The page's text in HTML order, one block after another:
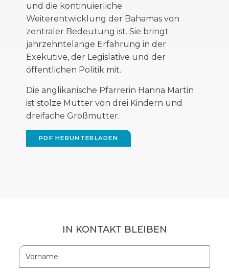
und die kontinuierliche
Weiterentwicklung der Bahamas von
zentraler Bedeutung ist. Sie bringt
jahrzehntelange Erfahrung in der
Exekutive, der Legislative und der
öffentlichen Politik mit.
Die anglikanische Pfarrerin Hanna Martin
ist stolze Mutter von drei Kindern und
dreifache Großmutter.
PDF HERUNTERLADEN
IN
IN KONTAKT BLEIBEN
Hidden
Field
Vorname